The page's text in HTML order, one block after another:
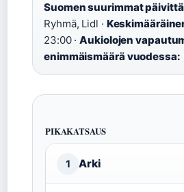
Suomen suurimmat
Ryhmä, Lidl ·
23:00 ·Aukiolojen
enimmäismäärä vuodessa:
PIKAKATSAUS
1 Arki